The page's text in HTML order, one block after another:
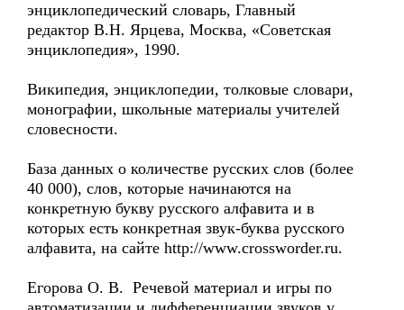
энциклопедический словарь, Главный
редактор В.Н. Ярцева, Москва, «Советская
энциклопедия», 1990.
Википедия, энциклопедии, толковые словари,
монографии, школьные материалы учителей
словесности.
База данных о количестве русских слов (более
40 000), слов, которые начинаются на
конкретную букву русского алфавита и в
которых есть конкретная звук-буква русского
алфавита, на сайте http://www.crossworder.ru.
Егорова О. В. Речевой материал и игры по